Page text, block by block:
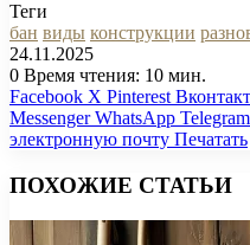
Теги
бан виды конструкции
24.11.2025
0 Время чтения: 10 мин.
Facebook X Pinterest
Messenger WhatsApp Telegram
электронную почту Печатать
ПОХОЖИЕ СТАТЬИ